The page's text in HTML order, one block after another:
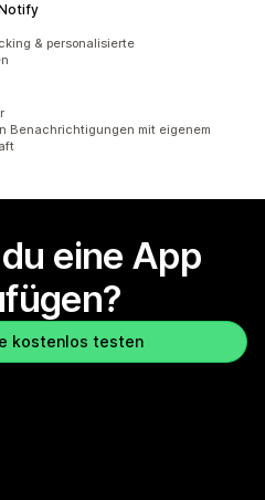
& personalisierte
Benachrichtigungen mit eigenem
eine App
kostenlos testen